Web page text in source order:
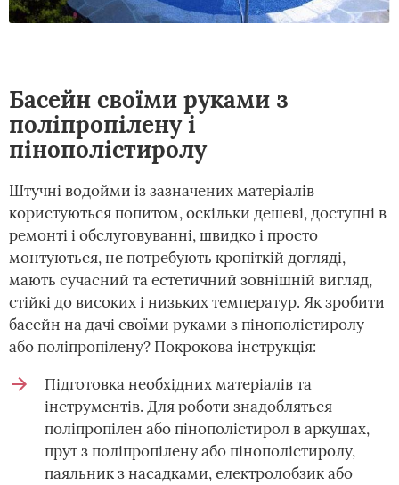
Басейн своїми руками з
поліпропілену і
пінополістиролу
Штучні водойми із зазначених матеріалів
користуються попитом, оскільки дешеві, доступні в
ремонті і обслуговуванні, швидко і просто
монтуються, не потребують кропіткій догляді,
мають сучасний та естетичний зовнішній вигляд,
стійкі до високих і низьких температур. Як зробити
басейн на дачі своїми руками з пінополістиролу
або поліпропілену? Покрокова інструкція:
Підготовка необхідних матеріалів та
інструментів. Для роботи знадобляться
поліпропілен або пінополістирол в аркушах,
прут з поліпропілену або пінополістиролу,
паяльник з насадками, електролобзик або